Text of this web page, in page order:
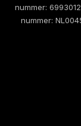
nummer:
nummer: